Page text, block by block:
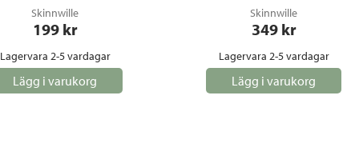
Skinnwille
199 kr
Lagervara 2-5 vardagar
Lägg i varukorg
Skinnwille
349 kr
Lagervara 2-5 vardagar
Lägg i varukorg